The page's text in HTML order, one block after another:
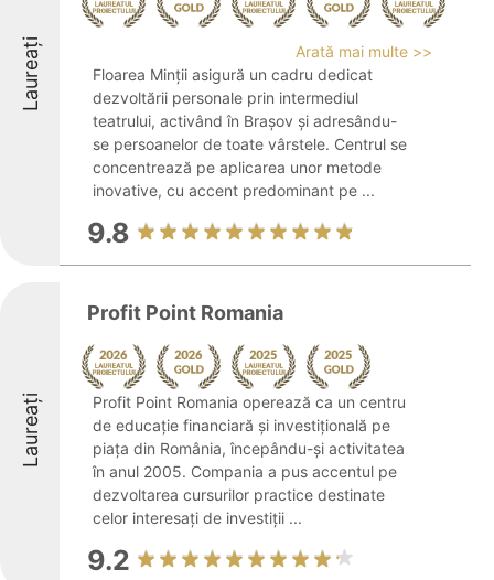
Laureați
Arată mai multe >>
Floarea Minții asigură un cadru dedicat
dezvoltării personale prin intermediul
teatrului, activând în Brașov și adresându-
se persoanelor de toate vârstele. Centrul se
concentrează pe aplicarea unor metode
inovative, cu accent predominant pe ...
9.8
Laureați
Profit Point Romania
Profit Point Romania operează ca un centru
de educație financiară și investițională pe
piața din România, începându-și activitatea
în anul 2005. Compania a pus accentul pe
dezvoltarea cursurilor practice destinate
celor interesați de investiții ...
9.2